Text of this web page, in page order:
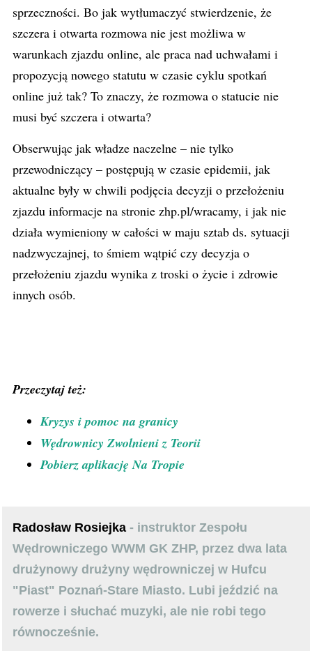
sprzeczności. Bo jak wytłumaczyć stwierdzenie, że
szczera i otwarta rozmowa nie jest możliwa w
warunkach zjazdu online, ale praca nad uchwałami i
propozycją nowego statutu w czasie cyklu spotkań
online już tak? To znaczy, że rozmowa o statucie nie
musi być szczera i otwarta?
Obserwując jak władze naczelne – nie tylko
przewodniczący – postępują w czasie epidemii, jak
aktualne były w chwili podjęcia decyzji o przełożeniu
zjazdu informacje na stronie zhp.pl/wracamy, i jak nie
działa wymieniony w całości w maju sztab ds. sytuacji
nadzwyczajnej, to śmiem wątpić czy decyzja o
przełożeniu zjazdu wynika z troski o życie i zdrowie
innych osób.
Przeczytaj też:
Kryzys i pomoc na granicy
Wędrownicy Zwolnieni z Teorii
Pobierz aplikację Na Tropie
Radosław Rosiejka - instruktor Zespołu
Wędrowniczego WWM GK ZHP, przez dwa lata
drużynowy drużyny wędrowniczej w Hufcu
"Piast" Poznań-Stare Miasto. Lubi jeździć na
rowerze i słuchać muzyki, ale nie robi tego
równocześnie.